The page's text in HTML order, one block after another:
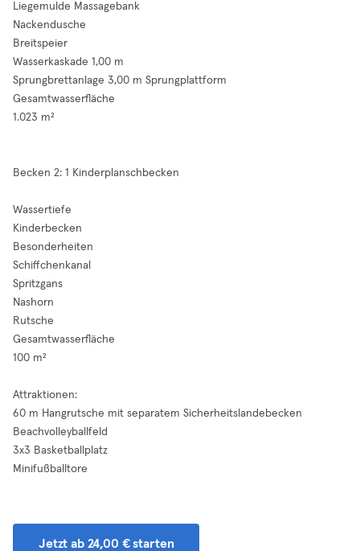
Liegemulde Massagebank
Nackendusche
Breitspeier
Wasserkaskade 1,00 m
Sprungbrettanlage 3,00 m Sprungplattform
Gesamtwasserfläche
1.023 m²
Becken 2: 1 Kinderplanschbecken
Wassertiefe
Kinderbecken
Besonderheiten
Schiffchenkanal
Spritzgans
Nashorn
Rutsche
Gesamtwasserfläche
100 m²
Attraktionen:
60 m Hangrutsche mit separatem Sicherheitslandebecken
Beachvolleyballfeld
3x3 Basketballplatz
Minifußballtore
Jetzt ab 24,00 € starten